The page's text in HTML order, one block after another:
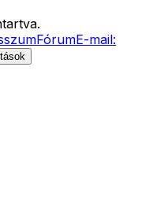
FórumE-mail: